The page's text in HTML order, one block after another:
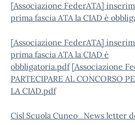
[Associazione FederATA]
prima fascia ATA la CIAD è
[Associazione FederATA]
prima fascia ATA la CIAD è
obbligatoria.pdf [Associazione
PARTECIPARE AL CONCORSO
LA CIAD.pdf
Cisl Scuola Cuneo_News letter